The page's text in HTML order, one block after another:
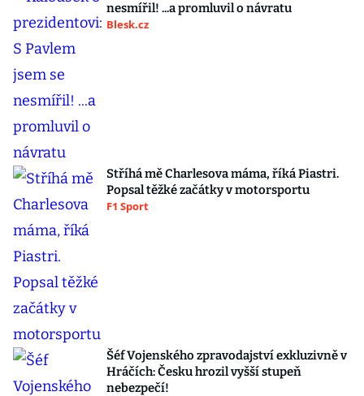
nesmířil! ...a promluvil o návratu
Blesk.cz
Stříhá mě Charlesova máma, říká Piastri.
Popsal těžké začátky v motorsportu
F1 Sport
Šéf Vojenského zpravodajství exkluzivně v
Hráčích: Česku hrozil vyšší stupeň
nebezpečí!